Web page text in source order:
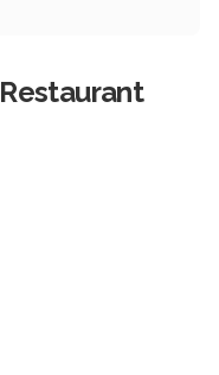
Restaurant